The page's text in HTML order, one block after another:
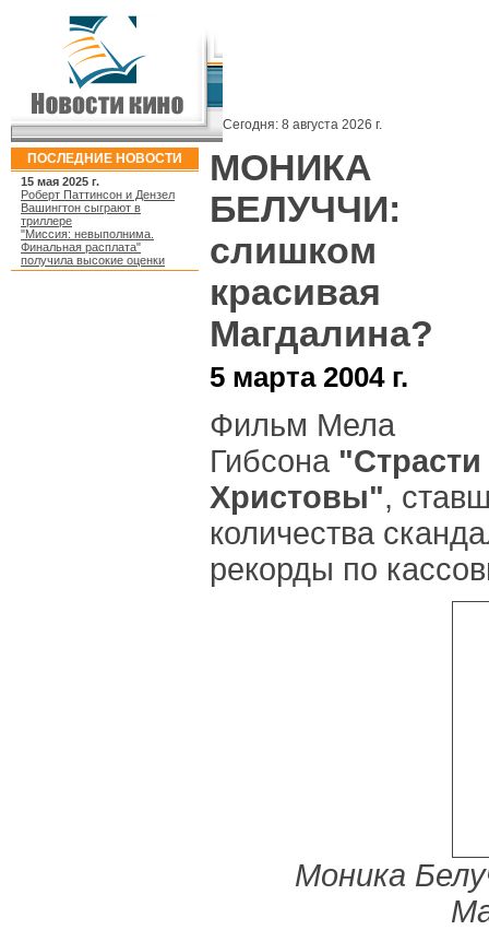
Сегодня: 8 августа 2026 г.
ПОСЛЕДНИЕ НОВОСТИ
15 мая 2025 г.
Роберт Паттинсон и Дензел
Вашингтон сыграют в
триллере
"Миссия: невыполнима.
Финальная расплата"
получила высокие оценки
МОНИКА
БЕЛУЧЧИ:
слишком
красивая
Магдалина?
5 марта 2004 г.
Фильм Мела
Гибсона "Страсти
Христовы",
количества
рекорды по
Моника